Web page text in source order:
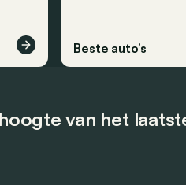
Beste auto’s
van het